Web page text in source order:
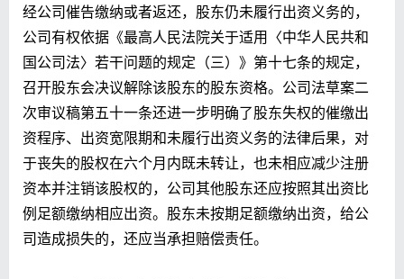
经公司催告缴纳或者返还，股东仍未履行出资义务的，
公司有权依据《最高人民法院关于适用〈中华人民共和
国公司法〉若干问题的规定（三）》第十七条的规定，
召开股东会决议解除该股东的股东资格。公司法草案二
次审议稿第五十一条还进一步明确了股东失权的催缴出
资程序、出资宽限期和未履行出资义务的法律后果，对
于丧失的股权在六个月内既未转让，也未相应减少注册
资本并注销该股权的，公司其他股东还应按照其出资比
例足额缴纳相应出资。股东未按期足额缴纳出资，给公
司造成损失的，还应当承担赔偿责任。